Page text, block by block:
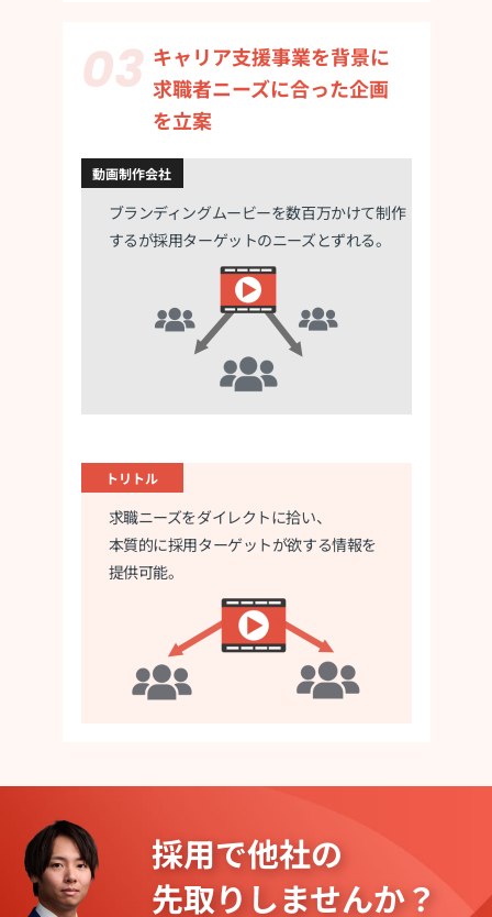
キャリア支援事業を背景に
求職者ニーズに合った企画
を立案
動画制作会社
ブランディングムービーを数百万かけて制作
するが採用ターゲットのニーズとずれる。
トリトル
求職ニーズをダイレクトに拾い、
本質的に採用ターゲットが欲する情報を
提供可能。
採用で他社の
先取りしませんか？